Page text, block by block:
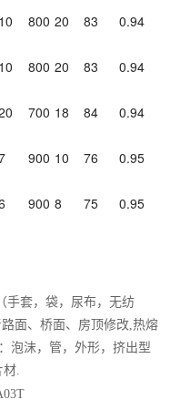
10 800 20 83 0.94
10 800 20 83 0.94
700 18 84 0.94
900 10 76 0.95
900 8 75 0.95
手套，袋，尿布，无纺
面、桥面、房顶修改,热熔
泡沫，管，外形，挤出型
材.